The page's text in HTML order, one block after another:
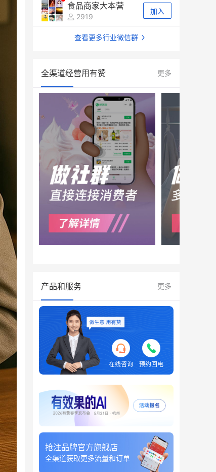
食品商家大本营
2919
加入
查看更多行业微信群
全渠道经营用有赞 更多
产品和服务 更多
在线咨询 预约回电
抢注品牌官方旗舰店
全渠道获取更多流量和订单